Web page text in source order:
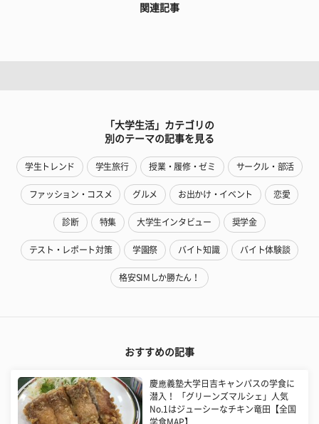
関連記事
「大学生活」カテゴリの
別のテーマの記事を見る
学生トレンド 学生旅行 授業・履修・ゼミ サークル・部活
ファッション・コスメ グルメ お出かけ・イベント 恋愛
診断 特集 大学生インタビュー 奨学金
テスト・レポート対策 学園祭 バイト知識 バイト体験談
格安SIMしか勝たん！
おすすめの記事
慶應義塾大学日吉キャンパスの学食に
潜入！ 「グリーンズマルシェ」人気
No.1はジューシーなチキン竜田【全国
学食MAP】